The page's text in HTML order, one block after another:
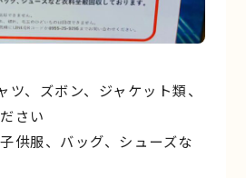
、ズボン、ジャケット類、
さい
供服、バッグ、シューズな